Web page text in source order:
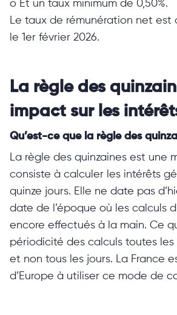
o Et un taux minimum de 0,50%.
Le taux de rémunération net est
le 1er février 2026.
La règle des
impact sur les
Qu’est-ce que la règle des
La règle des quinzaines est une
consiste à calculer les intérêts
quinze jours. Elle ne date pas
date de l’époque où les calculs
encore effectués à la main. Ce
périodicité des calculs toutes les
et non tous les jours. La France
d’Europe à utiliser ce mode de